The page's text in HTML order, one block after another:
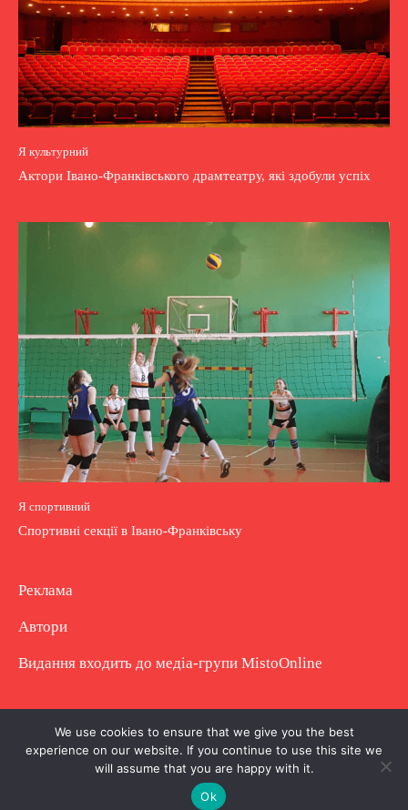
Я культурний
Актори Івано-Франківського драмтеатру, які здобули успіх
Я спортивний
Спортивні секції в Івано-Франківську
Реклама
Автори
Видання входить до медіа-групи MistoOnline
Copyright © Повне використання матеріалу
заборонено. Частково можна з гіперпосиланням.
We use cookies to ensure that we give you the best
experience on our website. If you continue to use this site we
will assume that you are happy with it.
Ok